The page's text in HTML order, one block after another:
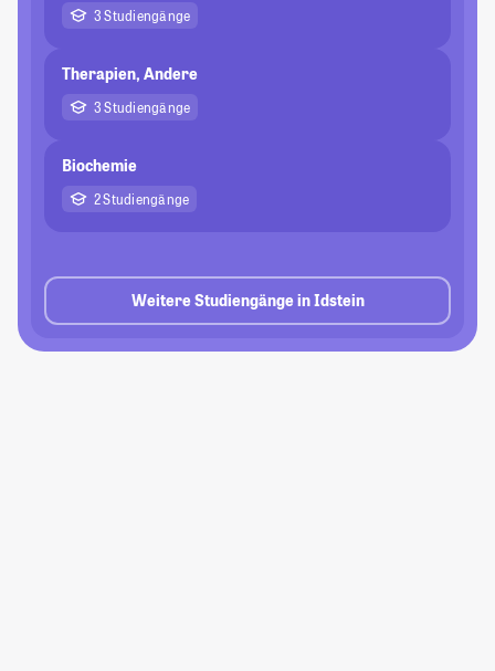
3 Studiengänge
Therapien, Andere
3 Studiengänge
Biochemie
2 Studiengänge
Weitere Studiengänge in Idstein